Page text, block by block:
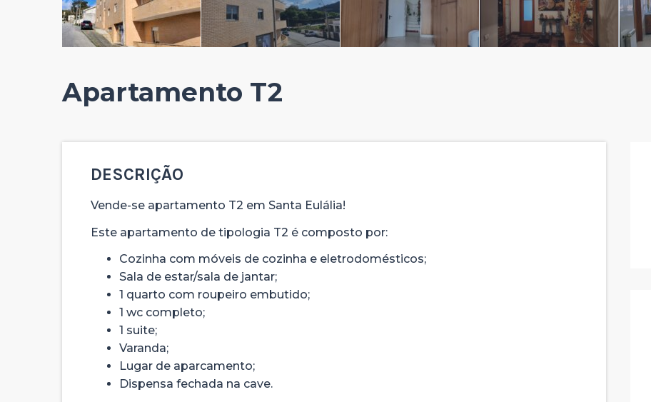
Apartamento T2
DESCRIÇÃO
Vende-se apartamento T2 em Santa Eulália!
Este apartamento de tipologia T2 é composto por:
Cozinha com móveis de cozinha e eletrodomésticos;
Sala de estar/sala de jantar;
1 quarto com roupeiro embutido;
1 wc completo;
1 suite;
Varanda;
Lugar de aparcamento;
Dispensa fechada na cave.